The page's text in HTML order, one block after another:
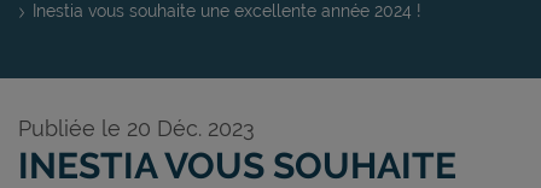
Inestia vous souhaite une excellente année 2024 !
Publiée le 20 Déc. 2023
INESTIA VOUS SOUHAITE